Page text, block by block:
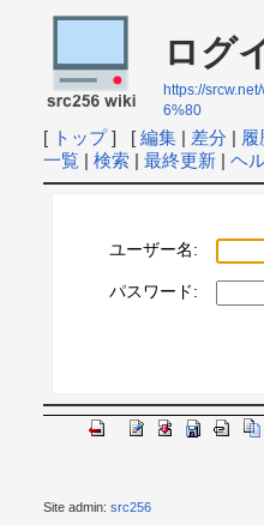
ログ
https://
6%80
[ トップ] [ 編集| 差分 | 履
一覧| 検索| 最終更新| ヘ
ユーザー名:
パスワード:
Site admin: src256